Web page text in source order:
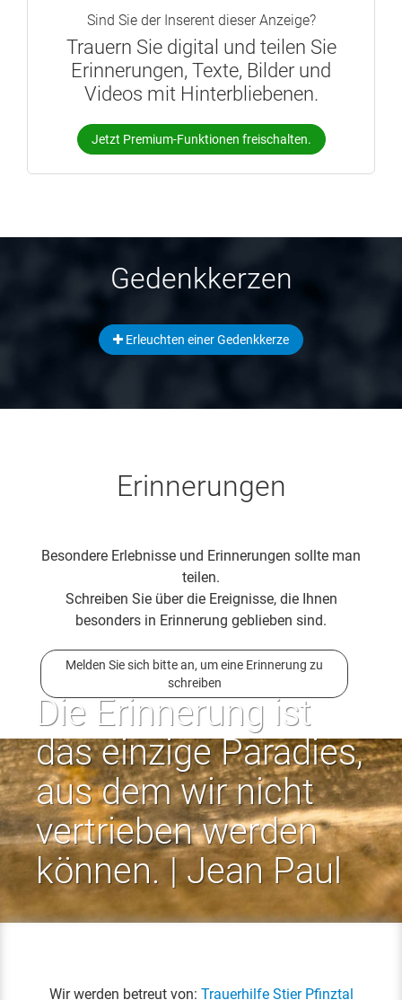
Sind Sie der Inserent dieser Anzeige?
Trauern Sie digital und teilen Sie
Erinnerungen, Texte, Bilder und
Videos mit Hinterbliebenen.
Jetzt Premium-Funktionen freischalten.
Gedenkkerzen
Erleuchten einer Gedenkkerze
Erinnerungen
Besondere Erlebnisse und Erinnerungen sollte man
teilen.
Schreiben Sie über die Ereignisse, die Ihnen
besonders in Erinnerung geblieben sind.
Melden Sie sich bitte an, um eine Erinnerung zu
schreiben
Die Erinnerung ist
das einzige Paradies,
aus dem wir nicht
vertrieben werden
können. | Jean Paul
Wir werden betreut von: Trauerhilfe Stier Pfinztal